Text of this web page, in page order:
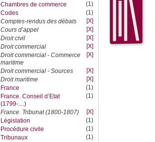
Chambres de commerce
(1)
Codes
(1)
Comptes-rendus des débats
[X]
Cours d’appel
[X]
Droit civil
[X]
Droit commercial
[X]
Droit commercial - Commerce
maritime
[X]
Droit commercial - Sources
[X]
Droit maritime
[X]
France
(1)
France. Conseil d’Etat
(1799-....)
(1)
France. Tribunat (1800-1807)
[X]
Législation
(1)
Procédure civile
(1)
Tribunaux
(1)